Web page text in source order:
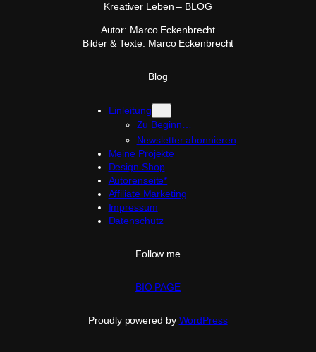
Kreativer Leben – BLOG
Autor: Marco Eckenbrecht
Bilder & Texte: Marco Eckenbrecht
Blog
Einleitung
Zu Beginn…
Newsletter abonnieren
Meine Projekte
Design Shop
Autorenseite*
Affiliate Marketing
Impressum
Datenschutz
Follow me
BIO PAGE
Proudly powered by WordPress